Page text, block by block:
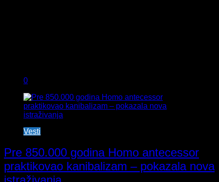
0
Vesti
Pre 850.000 godina Homo antecessor
praktikovao kanibalizam – pokazala nova